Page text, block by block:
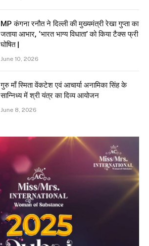
MP कंगना रनौत ने दिल्ली की मुख्यमंत्री रेखा गुप्ता का
जताया आभार, ‘भारत भाग्य विधाता’ को किया टैक्स फ्री
घोषित |
June 10, 2026
गुरु माँ स्मिता वेंकटेश एवं आचार्या अनामिका सिंह के
सान्निध्य में श्री यंत्र का दिव्य आयोजन
June 8, 2026